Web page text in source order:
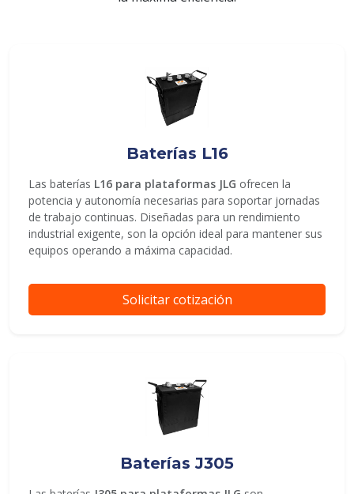
ENVIAR
Baterías L16
Las baterías L16 para plataformas JLG ofrecen la
potencia y autonomía necesarias para soportar jornadas
de trabajo continuas. Diseñadas para un rendimiento
industrial exigente, son la opción ideal para mantener sus
equipos operando a máxima capacidad.
Solicitar cotización
Baterías J305